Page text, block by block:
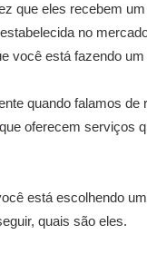
que eles recebem
no
você está fazendo
quando falamos
oferecem serviços
está escolhendo
quais são eles.